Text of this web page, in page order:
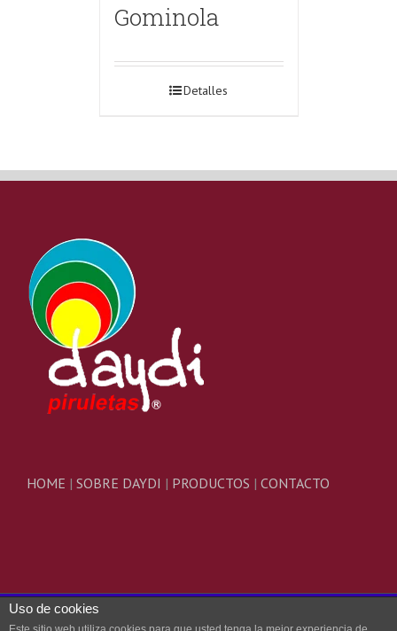
Gominola
Detalles
HOME | SOBRE DAYDI | PRODUCTOS | CONTACTO
Uso de cookies